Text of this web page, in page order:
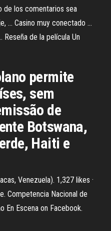
de los comentarios sea
... Casino muy conectado ...
de la película Un
permite
sem
de
Botswana,
Haiti e
Venezuela). 1,327 likes ·
Competencia Nacional de
En Escena on Facebook.